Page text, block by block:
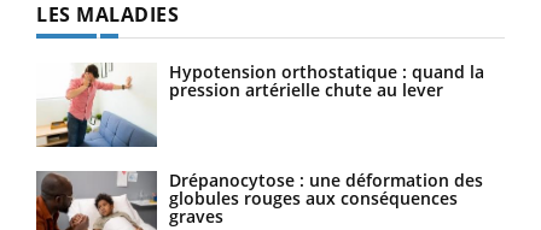
LES MALADIES
Hypotension orthostatique : quand la
pression artérielle chute au lever
Drépanocytose : une déformation des
globules rouges aux conséquences
graves